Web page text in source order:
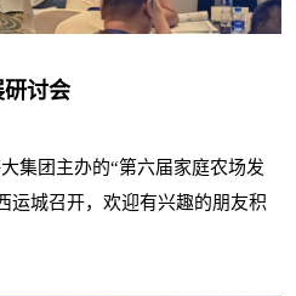
讨会
集团主办的“第六届家庭农场发
运城召开，欢迎有兴趣的朋友积